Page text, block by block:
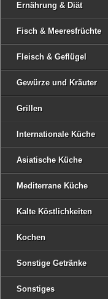
Ernährung & Diät
Fisch & Meeresfrüchte
Fleisch & Geflügel
Gewürze und Kräuter
Grillen
Internationale Küche
Asiatische Küche
Mediterrane Küche
Kalte Köstlichkeiten
Kochen
Sonstige Getränke
Sonstiges